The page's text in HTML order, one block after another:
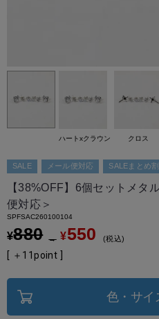
SALE メール便対応 SALEまとめ
【38%OFF】6個セットメタ
便対応＞
SPFSAC260100104
¥880 → ¥550 税込
[ ＋ 11point ]
色・サイ
ハートxクラウン クロス